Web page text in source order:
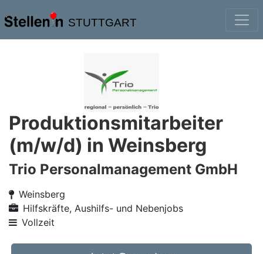
STUTTGART
Produktionsmitarbeiter
(m/w/d) in Weinsberg
Trio Personalmanagement GmbH
Weinsberg
Hilfskräfte, Aushilfs- und Nebenjobs
Vollzeit